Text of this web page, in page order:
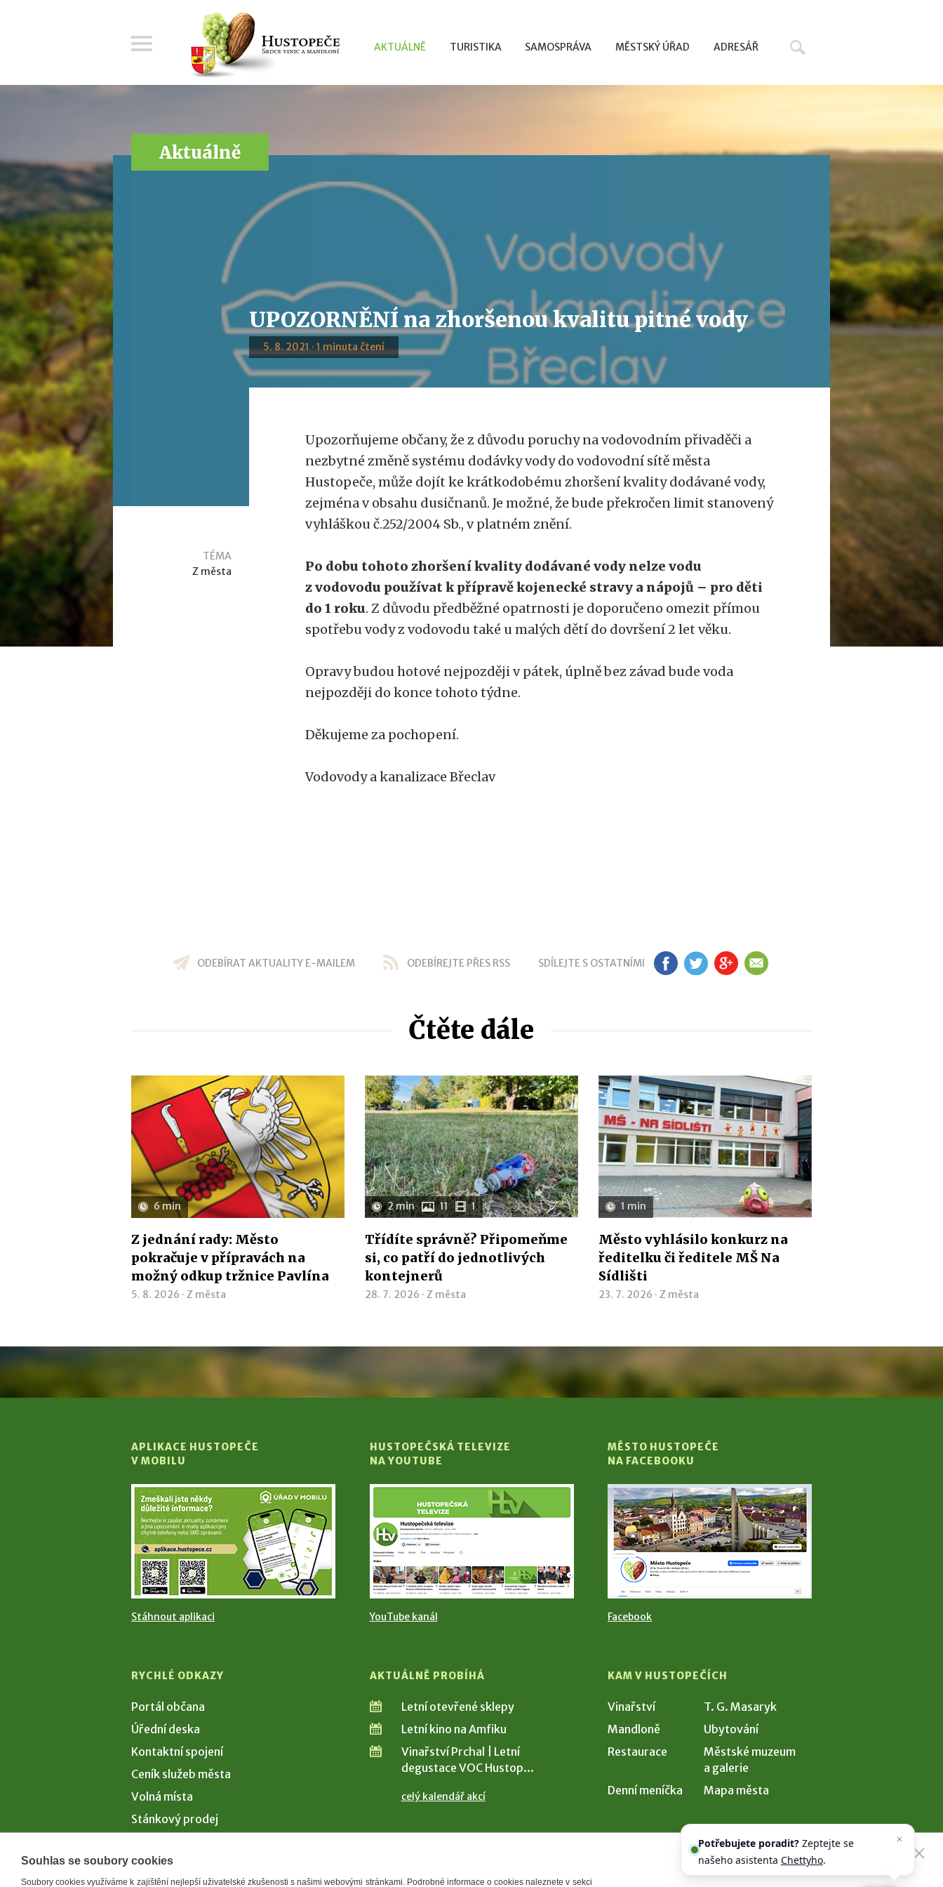
AKTUÁLNĚ TURISTIKA SAMOSPRÁVA MĚSTSKÝ ÚŘAD ADRESÁŘ
Aktuálně
UPOZORNĚNÍ na zhoršenou kvalitu pitné vody
5. 8. 2021 · 1 minuta čtení
TÉMA
Z města
Upozorňujeme občany, že z důvodu poruchy na vodovodním přivaděči a
nezbytné změně systému dodávky vody do vodovodní sítě města
Hustopeče, může dojít ke krátkodobému zhoršení kvality dodávané vody,
zejména v obsahu dusičnanů. Je možné, že bude překročen limit stanovený
vyhláškou č.252/2004 Sb., v platném znění.
Po dobu tohoto zhoršení kvality dodávané vody nelze vodu
z vodovodu používat k přípravě kojenecké stravy a nápojů – pro děti
do 1 roku. Z důvodu předběžné opatrnosti je doporučeno omezit přímou
spotřebu vody z vodovodu také u malých dětí do dovršení 2 let věku.
Opravy budou hotové nejpozději v pátek, úplně bez závad bude voda
nejpozději do konce tohoto týdne.
Děkujeme za pochopení.
Vodovody a kanalizace Břeclav
ODEBÍRAT AKTUALITY E-MAILEM ODEBÍREJTE PŘES RSS SDÍLEJTE S OSTATNÍMI FB TW GP EM
Čtěte dále
6 min
Z jednání rady: Město
pokračuje v přípravách na
možný odkup tržnice Pavlína
5. 8. 2026 · Z města
2 min 11 1
Třídíte správně? Připomeňme
si, co patří do jednotlivých
kontejnerů
28. 7. 2026 ·Z města
1 min
Město vyhlásilo konkurz na
ředitelku či ředitele MŠ Na
Sídlišti
23. 7. 2026 ·Z města
APLIKACE HUSTOPEČE
V MOBILU
Stáhnout aplikaci
HUSTOPEČSKÁ TELEVIZE
NA YOUTUBE
YouTube kanál
MĚSTO HUSTOPEČE
NA FACEBOOKU
Facebook
RYCHLÉ ODKAZY
Portál občana
Úřední deska
Kontaktní spojení
Ceník služeb města
Volná místa
Stánkový prodej
AKTUÁLNĚ PROBÍHÁ
Letní otevřené sklepy
Letní kino na Amfiku
Vinařství Prchal | Letní
degustace VOC Hustop...
celý kalendář akcí
KAM V HUSTOPEČÍCH
Vinařství
T. G. Masaryk
Mandloně
Ubytování
Restaurace
Městské muzeum
a galerie
Denní meníčka
Mapa města
Souhlas se soubory cookies
Soubory cookies využíváme k zajištění nejlepší uživatelské zkušenosti s našimi webovými stránkami. Podrobné informace o cookies naleznete v sekci
Potřebujete poradit? Zeptejte se
našeho asistenta Chettyho.